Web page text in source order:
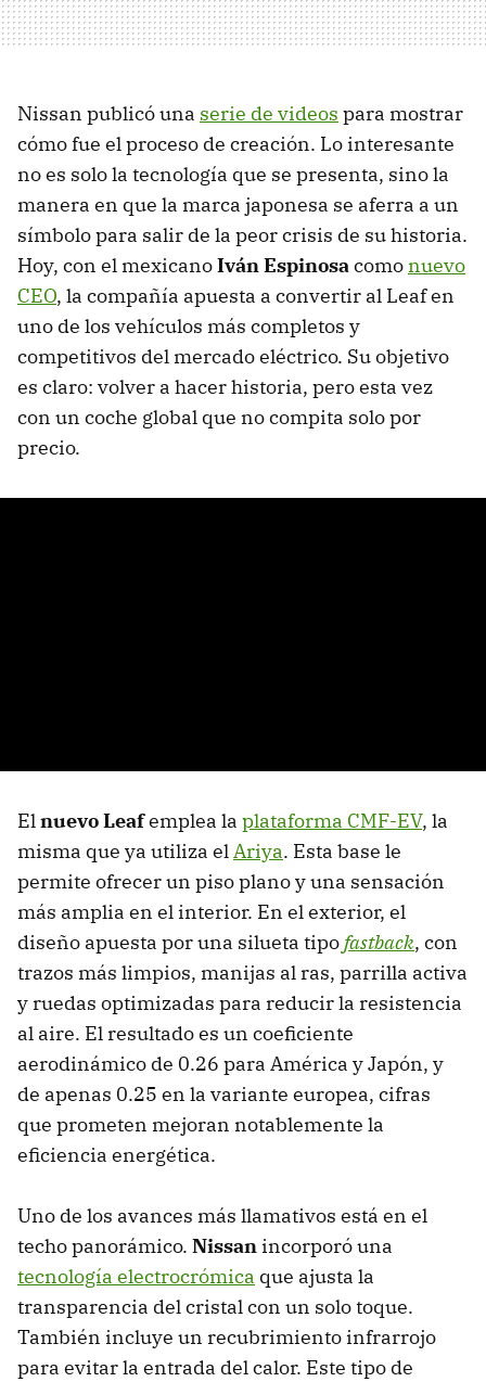
Nissan publicó una serie de videos para mostrar
cómo fue el proceso de creación. Lo interesante
no es solo la tecnología que se presenta, sino la
manera en que la marca japonesa se aferra a un
símbolo para salir de la peor crisis de su historia.
Hoy, con el mexicanoIván Espinosacomonuevo
CEO, la compañía apuesta a convertir al Leaf en
uno de los vehículos más completos y
competitivos del mercado eléctrico. Su objetivo
es claro: volver a hacer historia, pero esta vez
con un coche global que no compita solo por
precio.
Elnuevo Leafemplea la plataforma CMF-EV, la
misma que ya utiliza elAriya. Esta base le
permite ofrecer un piso plano y una sensación
más amplia en el interior. En el exterior, el
diseño apuesta por una silueta tipofastback, con
trazos más limpios, manijas al ras, parrilla activa
y ruedas optimizadas para reducir la resistencia
al aire. El resultado es un coeficiente
aerodinámico de 0.26 para América y Japón, y
de apenas 0.25 en la variante europea, cifras
que prometen mejoran notablemente la
eficiencia energética.
Uno de los avances más llamativos está en el
techo panorámico. Nissan incorporó una
tecnología electrocrómica que ajusta la
transparencia del cristal con un solo toque.
También incluye un recubrimiento infrarrojo
para evitar la entrada del calor. Este tipo de